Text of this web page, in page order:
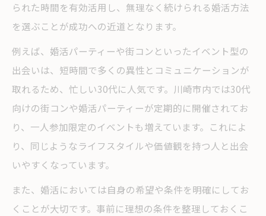
られた時間を有効活用し、無理なく続けられる婚活方法
を選ぶことが成功への近道となります。
例えば、婚活パーティーや街コンといったイベント型の
出会いは、短時間で多くの異性とコミュニケーションが
取れるため、忙しい30代に人気です。川崎市内では30代
向けの街コンや婚活パーティーが定期的に開催されてお
り、一人参加限定のイベントも増えています。これによ
り、同じようなライフスタイルや価値観を持つ人と出会
いやすくなっています。
また、婚活においては自身の希望や条件を明確にしてお
くことが大切です。事前に理想の条件を整理しておくこ